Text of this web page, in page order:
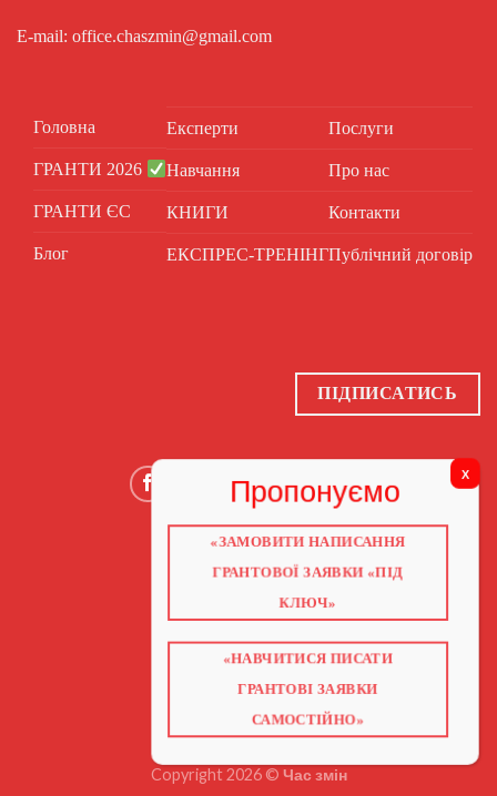
E-mail: office.chaszmin@gmail.com
Головна
ГРАНТИ 2026
ГРАНТИ ЄС
Блог
Експерти
Навчання
КНИГИ
ЕКСПРЕС-ТРЕНІНГ
Послуги
Про нас
Контакти
Публічний договір
ПІДПИСАТИСЬ
ПРО НАС
ГРАНТИ ЄС
БЛОГ
ПОСЛУГИ
НАВЧАННЯ
КОНТАКТИ
Copyright 2026 © Час змін
«ЗАМОВИТИ НАПИСАННЯ
ГРАНТОВОЇ ЗАЯВКИ «ПІД
КЛЮЧ»
«НАВЧИТИСЯ ПИСАТИ
ГРАНТОВІ ЗАЯВКИ
САМОСТІЙНО»